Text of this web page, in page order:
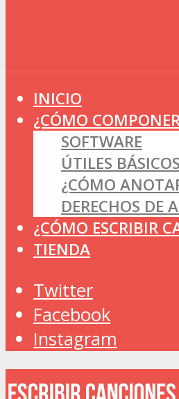
INICIO
¿CÓMO
SOFTWARE
ÚTILES BÁSICOS
¿CÓMO
DERECHOS DE
¿CÓMO ESCRIBIR
TIENDA
Twitter
Facebook
Instagram